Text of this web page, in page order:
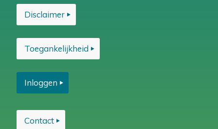
Disclaimer
Toegankelijkheid
Inloggen
Contact